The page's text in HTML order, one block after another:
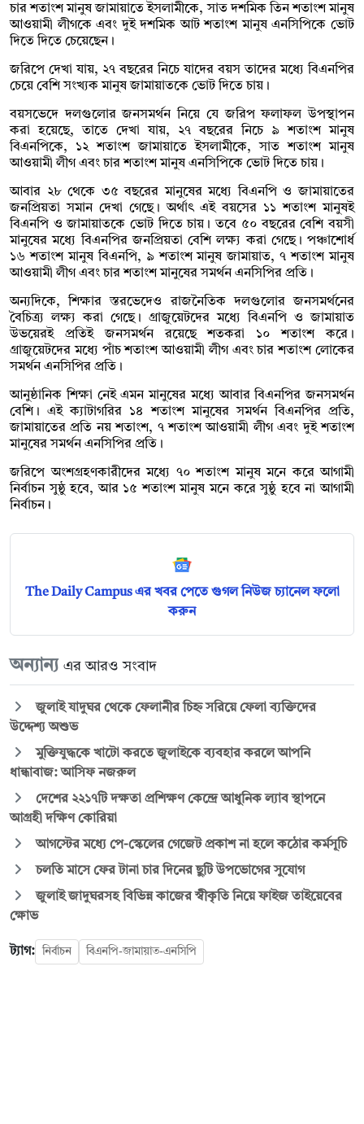
চার শতাংশ মানুষ জামায়াতে ইসলামীকে, সাত দশমিক তিন শতাংশ মানুষ
আওয়ামী লীগকে এবং দুই দশমিক আট শতাংশ মানুষ এনসিপিকে ভোট
দিতে দিতে চেয়েছেন।
জরিপে দেখা যায়, ২৭ বছরের নিচে যাদের বয়স তাদের মধ্যে বিএনপির
চেয়ে বেশি সংখ্যক মানুষ জামায়াতকে ভোট দিতে চায়।
বয়সভেদে দলগুলোর জনসমর্থন নিয়ে যে জরিপ ফলাফল উপস্থাপন
করা হয়েছে, তাতে দেখা যায়, ২৭ বছরের নিচে ৯ শতাংশ মানুষ
বিএনপিকে, ১২ শতাংশ জামায়াতে ইসলামীকে, সাত শতাংশ মানুষ
আওয়ামী লীগ এবং চার শতাংশ মানুষ এনসিপিকে ভোট দিতে চায়।
আবার ২৮ থেকে ৩৫ বছরের মানুষের মধ্যে বিএনপি ও জামায়াতের
জনপ্রিয়তা সমান দেখা গেছে। অর্থাৎ এই বয়সের ১১ শতাংশ মানুষই
বিএনপি ও জামায়াতকে ভোট দিতে চায়। তবে ৫০ বছরের বেশি বয়সী
মানুষের মধ্যে বিএনপির জনপ্রিয়তা বেশি লক্ষ্য করা গেছে। পঞ্চাশোর্ধ
১৬ শতাংশ মানুষ বিএনপি, ৯ শতাংশ মানুষ জামায়াত, ৭ শতাংশ মানুষ
আওয়ামী লীগ এবং চার শতাংশ মানুষের সমর্থন এনসিপির প্রতি।
অন্যদিকে, শিক্ষার স্তরভেদেও রাজনৈতিক দলগুলোর জনসমর্থনের
বৈচিত্র্য লক্ষ্য করা গেছে। গ্রাজুয়েটদের মধ্যে বিএনপি ও জামায়াত
উভয়েরই প্রতিই জনসমর্থন রয়েছে শতকরা ১০ শতাংশ করে।
গ্রাজুয়েটদের মধ্যে পাঁচ শতাংশ আওয়ামী লীগ এবং চার শতাংশ লোকের
সমর্থন এনসিপির প্রতি।
আনুষ্ঠানিক শিক্ষা নেই এমন মানুষের মধ্যে আবার বিএনপির জনসমর্থন
বেশি। এই ক্যাটাগরির ১৪ শতাংশ মানুষের সমর্থন বিএনপির প্রতি,
জামায়াতের প্রতি নয় শতাংশ, ৭ শতাংশ আওয়ামী লীগ এবং দুই শতাংশ
মানুষের সমর্থন এনসিপির প্রতি।
জরিপে অংশগ্রহণকারীদের মধ্যে ৭০ শতাংশ মানুষ মনে করে আগামী
নির্বাচন সুষ্ঠু হবে, আর ১৫ শতাংশ মানুষ মনে করে সুষ্ঠু হবে না আগামী
নির্বাচন।
The Daily Campus এর খবর পেতে গুগল নিউজ চ্যানেল ফলো
করুন
অন্যান্য এর আরও সংবাদ
জুলাই যাদুঘর থেকে ফেলানীর চিহ্ন সরিয়ে ফেলা ব্যক্তিদের
উদ্দেশ্য অশুভ
মুক্তিযুদ্ধকে খাটো করতে জুলাইকে ব্যবহার করলে আপনি
ধান্ধাবাজ: আসিফ নজরুল
দেশের ২২১৭টি দক্ষতা প্রশিক্ষণ কেন্দ্রে আধুনিক ল্যাব স্থাপনে
আগ্রহী দক্ষিণ কোরিয়া
আগস্টের মধ্যে পে-স্কেলের গেজেট প্রকাশ না হলে কঠোর কর্মসূচি
চলতি মাসে ফের টানা চার দিনের ছুটি উপভোগের সুযোগ
জুলাই জাদুঘরসহ বিভিন্ন কাজের স্বীকৃতি নিয়ে ফাইজ তাইয়েবের
ক্ষোভ
ট্যাগ: নির্বাচন বিএনপি-জামায়াত-এনসিপি